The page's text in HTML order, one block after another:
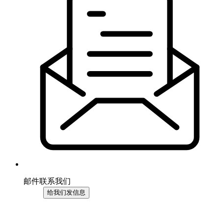
邮件联系我们
给我们发信息